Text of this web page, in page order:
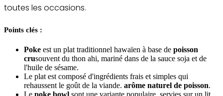
toutes les occasions.
Points clés :
Poke est un plat traditionnel hawaïen à base de poisson
crusouvent du thon ahi, mariné dans de la sauce soja et de
l'huile de sésame.
Le plat est composé d'ingrédients frais et simples qui
rehaussent le goût de la viande. arôme naturel de poisson.